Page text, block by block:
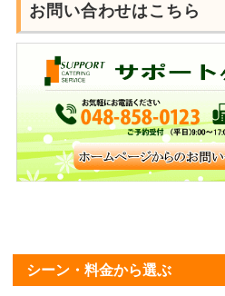
お問い合わせはこちら
シーン・料金から選ぶ